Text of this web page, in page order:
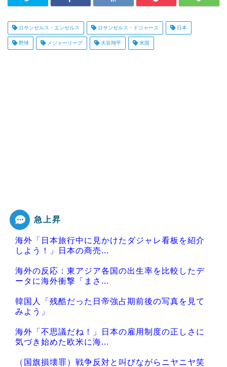
ロサンゼルス・エンゼルス ロサンゼルス・ドジャース 日本
野球 メジャーリーグ 大谷翔平 米国
急上昇
海外「日本旅行中に見かけたダジャレ看板を紹介
しよう！」日本の商売...
海外の反応：東アジア各国の出生率を比較したデ
ータに海外衝撃「まさ...
韓国人「残酷だった日帝強占期前後の写真を見て
みよう」
海外「不思議だね！」日本の雇用制度の正しさに
気づき始めた欧米に海...
（国旗損壊罪）戦争反対と叫びながらニヤニヤ笑